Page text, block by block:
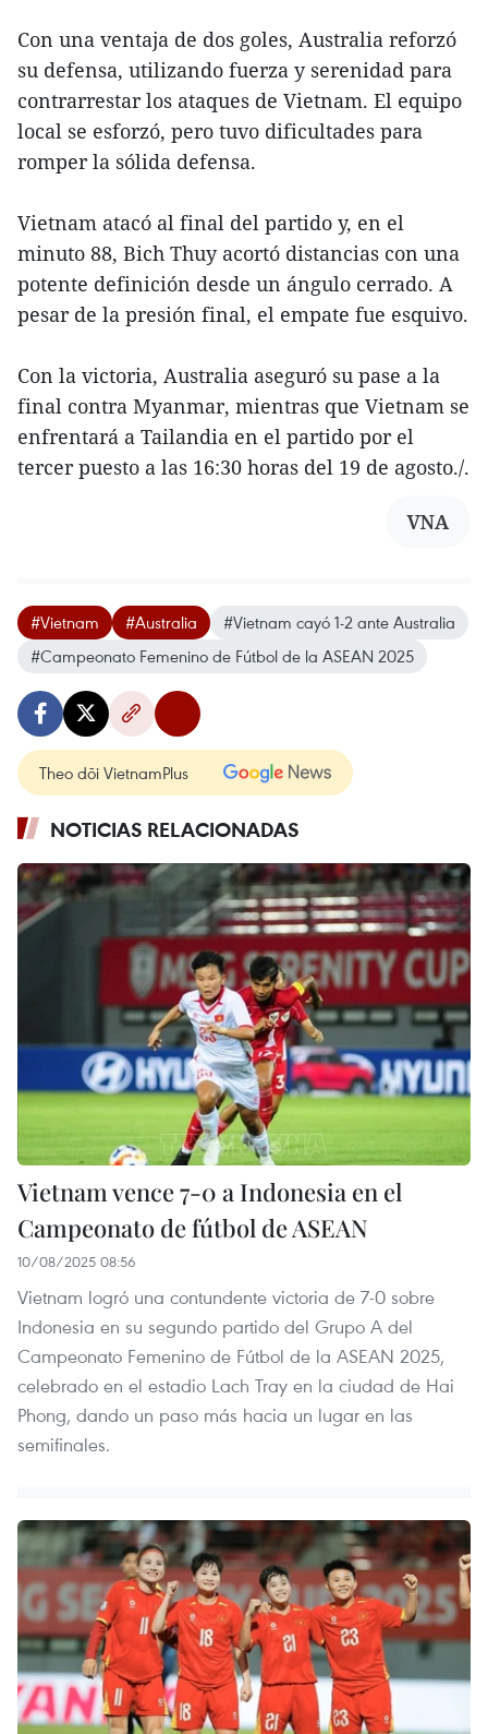
Con una ventaja de dos goles, Australia reforzó
su defensa, utilizando fuerza y serenidad para
contrarrestar los ataques de Vietnam. El equipo
local se esforzó, pero tuvo dificultades para
romper la sólida defensa.
Vietnam atacó al final del partido y, en el
minuto 88, Bich Thuy acortó distancias con una
potente definición desde un ángulo cerrado. A
pesar de la presión final, el empate fue esquivo.
Con la victoria, Australia aseguró su pase a la
final contra Myanmar, mientras que Vietnam se
enfrentará a Tailandia en el partido por el
tercer puesto a las 16:30 horas del 19 de agosto./.
VNA
#Vietnam #Australia
#Vietnam cayó 1-2 ante Australia
#Campeonato Femenino de Fútbol de la ASEAN 2025
Theo dõi VietnamPlus
NOTICIAS RELACIONADAS
Vietnam vence 7-0 a Indonesia en el
Campeonato de fútbol de ASEAN
10/08/2025 08:56
Vietnam logró una contundente victoria de 7-0 sobre
Indonesia en su segundo partido del Grupo A del
Campeonato Femenino de Fútbol de la ASEAN 2025,
celebrado en el estadio Lach Tray en la ciudad de Hai
Phong, dando un paso más hacia un lugar en las
semifinales.